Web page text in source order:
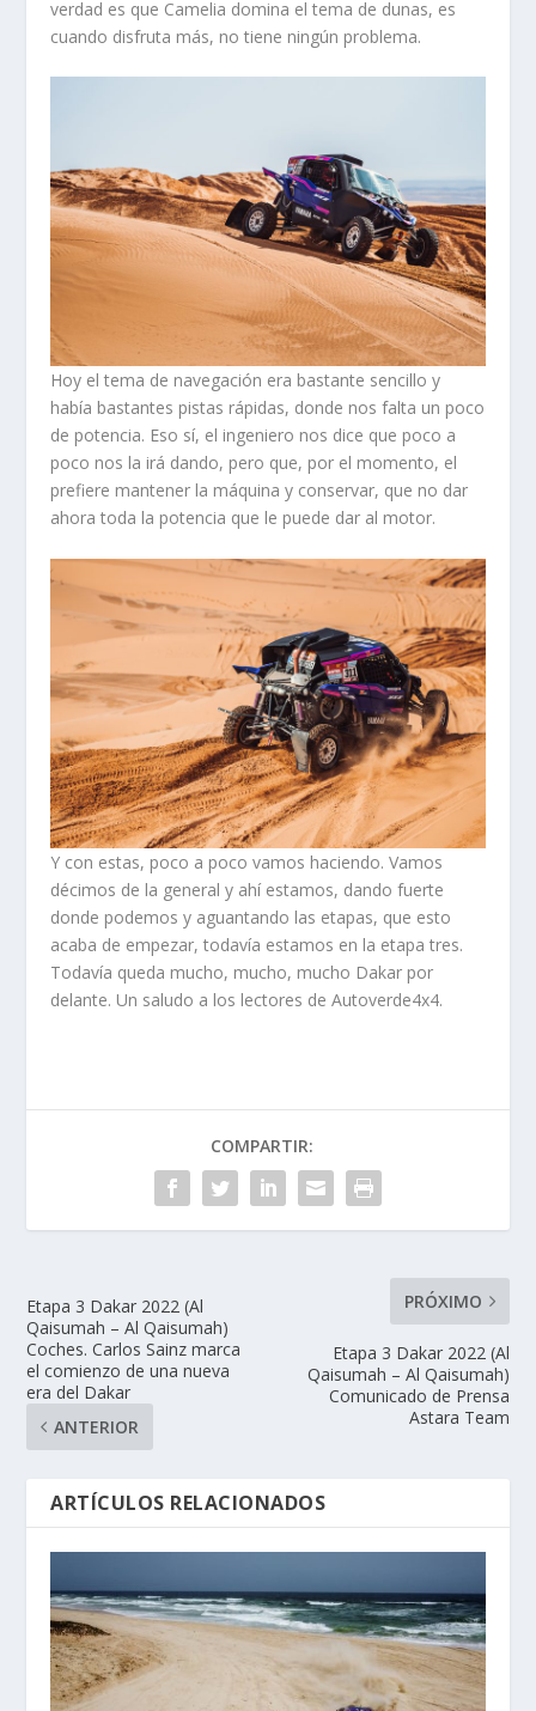
verdad es que Camelia domina el tema de dunas, es
cuando disfruta más, no tiene ningún problema.
Hoy el tema de navegación era bastante sencillo y
había bastantes pistas rápidas, donde nos falta un poco
de potencia. Eso sí, el ingeniero nos dice que poco a
poco nos la irá dando, pero que, por el momento, el
prefiere mantener la máquina y conservar, que no dar
ahora toda la potencia que le puede dar al motor.
Y con estas, poco a poco vamos haciendo. Vamos
décimos de la general y ahí estamos, dando fuerte
donde podemos y aguantando las etapas, que esto
acaba de empezar, todavía estamos en la etapa tres.
Todavía queda mucho, mucho, mucho Dakar por
delante. Un saludo a los lectores de Autoverde4x4.
COMPARTIR:
Etapa 3 Dakar 2022 (Al
Qaisumah – Al Qaisumah)
Coches. Carlos Sainz marca
el comienzo de una nueva
era del Dakar
ANTERIOR
PRÓXIMO
Etapa 3 Dakar 2022 (Al
Qaisumah – Al Qaisumah)
Comunicado de Prensa
Astara Team
ARTÍCULOS RELACIONADOS